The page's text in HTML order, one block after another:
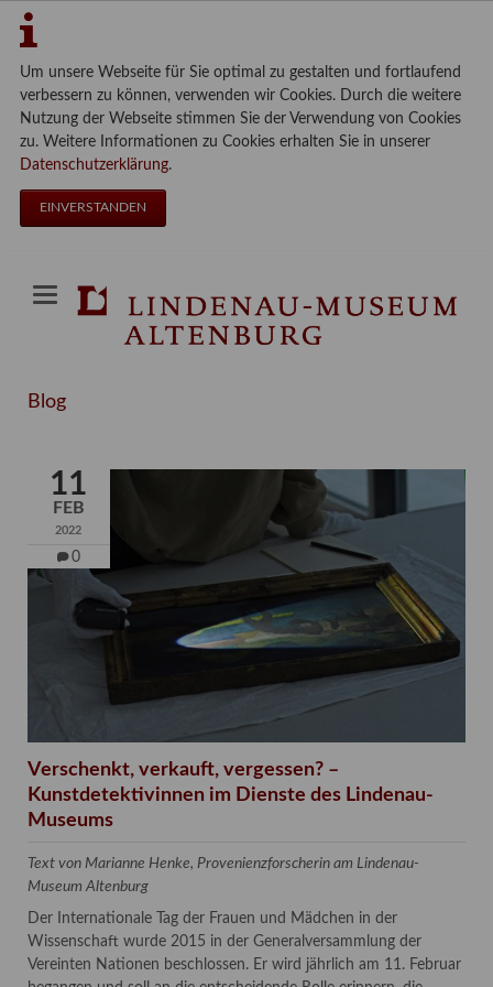
Um unsere Webseite für Sie optimal zu gestalten und fortlaufend
verbessern zu können, verwenden wir Cookies. Durch die weitere
Nutzung der Webseite stimmen Sie der Verwendung von Cookies
zu. Weitere Informationen zu Cookies erhalten Sie in unserer
Datenschutzerklärung.
EINVERSTANDEN
Blog
11
FEB
2022
0
Verschenkt, verkauft, vergessen? –
Kunstdetektivinnen im Dienste des Lindenau-
Museums
Text von Marianne Henke, Provenienzforscherin am Lindenau-
Museum Altenburg
Der Internationale Tag der Frauen und Mädchen in der
Wissenschaft wurde 2015 in der Generalversammlung der
Vereinten Nationen beschlossen. Er wird jährlich am 11. Februar